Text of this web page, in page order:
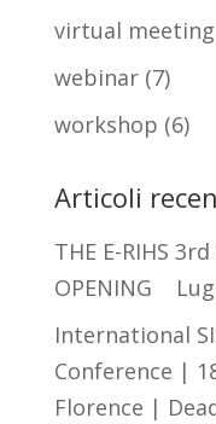
virtual meeting
webinar(7)
workshop (6)
Articoli
THE E-RIHS 3rd
OPENING
International
Conference |
Florence |